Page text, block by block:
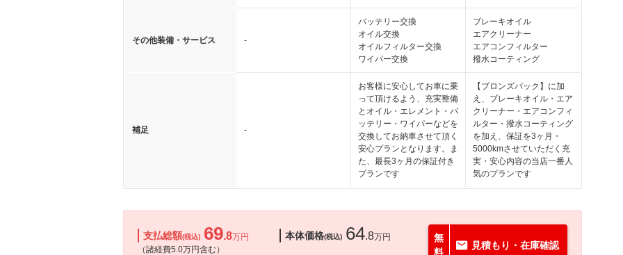
その他装備・サービス -
バッテリー交換
オイル交換
オイルフィルター交換
ワイパー交換
ブレーキオイル
エアクリーナー
エアコンフィルター
撥水コーティング
補足 -
お客様に安心してお車に乗
って頂けるよう、充実整備
とオイル・エレメント・バ
ッテリー・ワイパーなどを
交換してお納車させて頂く
安心プランとなります。ま
た、最長3ヶ月の保証付き
プランです
【ブロンズパック】に加
え、ブレーキオイル・エア
クリーナー・エアコンフィ
ルター・撥水コーティング
を加え、保証を3ヶ月・
5000kmさせていただく充
実・安心内容の当店一番人
気のプランです
支払総額(税込) 69.8万円
（諸経費5.0万円含む）
本体価格(税込) 64.8万円
無
料
見積もり・在庫確認